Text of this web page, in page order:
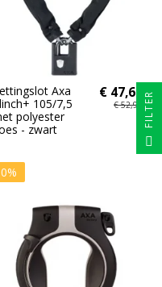
Axa
105/7,5
polyester
- zwart
€ 47,66
€ 52,95 FILTER